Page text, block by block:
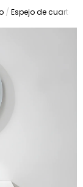
Espejo de cuarto